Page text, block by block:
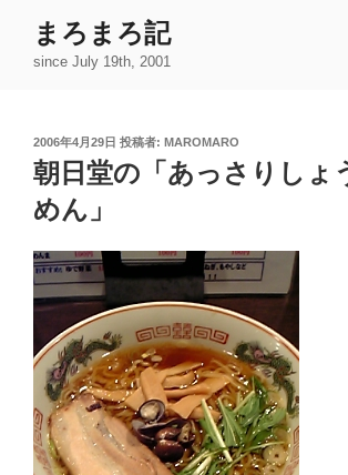
まろまろ記
since July 19th, 2001
投
稿
日:
2006年4月29日 投稿者: MAROMARO
朝日堂の「あっさりしょ
めん」